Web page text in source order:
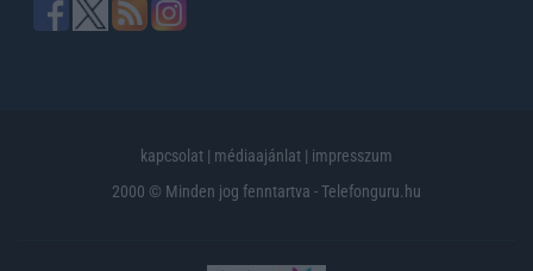
kapcsolat | médiaajánlat | impresszum
2000 © Minden jog fenntartva - Telefonguru.hu